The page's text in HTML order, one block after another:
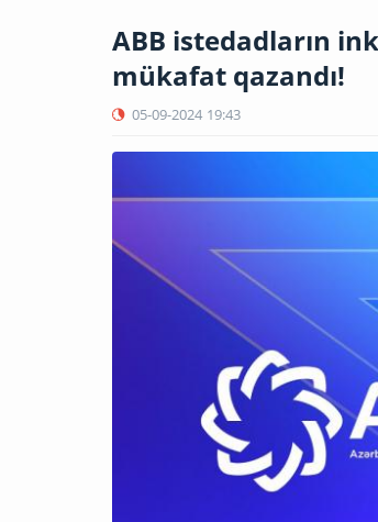
ABB istedadların
mükafat qazandı!
05-09-2024 19:43